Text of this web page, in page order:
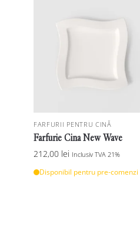
FARFURII PENTRU CINĂ
Farfurie Cina New Wave
212,00 lei Inclusiv TVA 21%
Disponibil pentru pre-comenzi